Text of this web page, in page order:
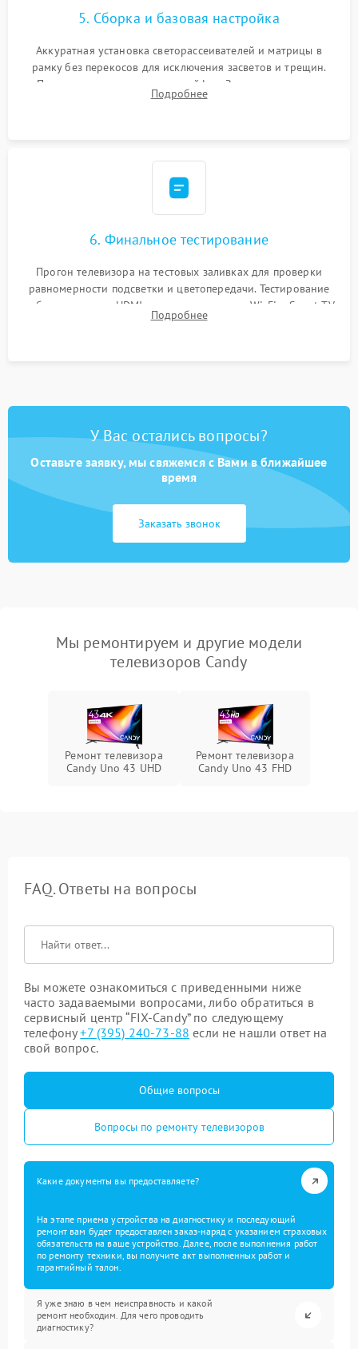
5. Сборка и базовая настройка
Аккуратная установка светорассеивателей и матрицы в
рамку без перекосов для исключения засветов и трещин.
Подключение внутренних шлейфов. Закрытие корпуса.
Сброс настроек и обновление программного обеспечения.
Подробнее
6. Финальное тестирование
Прогон телевизора на тестовых заливках для проверки
равномерности подсветки и цветопередачи. Тестирование
работы разъемов HDMI, динамиков, модуля Wi-Fi и Smart TV
в рабочем режиме в течение нескольких часов.
Подробнее
У Вас остались вопросы?
Оставьте заявку, мы свяжемся с Вами в ближайшее
время
Заказать звонок
Мы ремонтируем и другие модели
телевизоров Candy
Ремонт телевизора
Candy Uno 43 UHD
Ремонт телевизора
Candy Uno 43 FHD
FAQ. Ответы на вопросы
Вы можете ознакомиться с приведенными ниже
часто задаваемыми вопросами, либо обратиться в
сервисный центр “FIX-Candy” по следующему
телефону+7 (395) 240-73-88 если не нашли ответ на
свой вопрос.
Общие вопросы
Вопросы по ремонту телевизоров
Какие документы вы предоставляете?
На этапе приема устройства на диагностику и последующий
ремонт вам будет предоставлен заказ-наряд с указанием страховых
обязательств на ваше устройство. Далее, после выполнения работ
по ремонту техники, вы получите акт выполненных работ и
гарантийный талон.
Я уже знаю в чем неисправность и какой
ремонт необходим. Для чего проводить
диагностику?